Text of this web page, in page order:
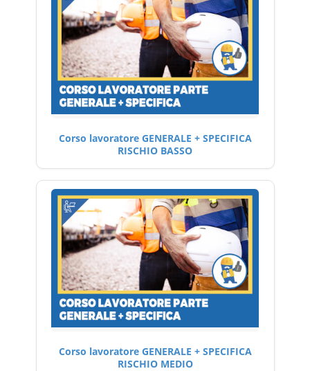
Corso lavoratore GENERALE + SPECIFICA
RISCHIO BASSO
Corso lavoratore GENERALE + SPECIFICA
RISCHIO MEDIO